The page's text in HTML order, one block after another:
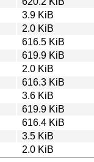
3.9 KiB
2.0 KiB
616.5 KiB
619.9 KiB
2.0 KiB
616.3 KiB
3.6 KiB
619.9 KiB
616.4 KiB
3.5 KiB
2.0 KiB